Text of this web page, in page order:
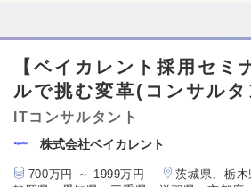
【ベイカレント採用セ
ルで挑む変革(コンサル
ITコンサルタント
株式会社ベイカレント
700万円 ～ 1999万円
茨城県、栃木